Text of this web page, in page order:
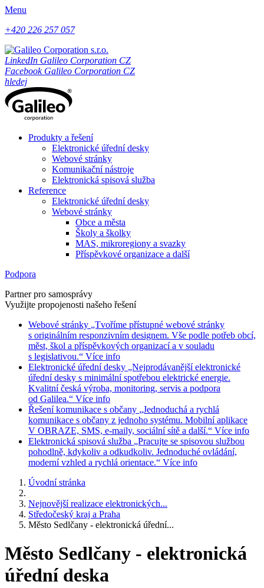
Menu
+420 226 257 057
LinkedIn Galileo Corporation CZ
Facebook Galileo Corporation CZ
hledej
Produkty a řešení
Elektronické úřední desky
Webové stránky
Komunikační nástroje
Elektronická spisová služba
Reference
Elektronické úřední desky
Webové stránky
Obce a města
Školy a školky
MAS, mikroregiony a svazky
Příspěvkové organizace a další
Podpora
Partner pro samosprávy
Využijte propojenosti našeho řešení
Webové stránky „Tvoříme přístupné webové stránky
s originálním responzivním designem. Vše podle potřeb obcí,
měst, škol a příspěvkových organizací a v souladu
s legislativou.“ Více info
Elektronické úřední desky „Nejprodávanější elektronické
úřední desky s minimální spotřebou elektrické energie.
Kvalitní česká výroba, monitoring, servis a podpora
od Galilea.“ Více info
Řešení komunikace s občany „Jednoduchá a rychlá
komunikace s občany z jednoho systému. Mobilní aplikace
V OBRAZE, SMS, e-maily, sociální sítě a další.“ Více info
Elektronická spisová služba „Pracujte se spisovou službou
pohodlně, kdykoliv a odkudkoliv. Jednoduché ovládání,
moderní vzhled a rychlá orientace.“ Více info
Úvodní stránka
Nejnovější realizace elektronických...
Středočeský kraj a Praha
Město Sedlčany - elektronická úřední...
Město Sedlčany - elektronická
úřední deska